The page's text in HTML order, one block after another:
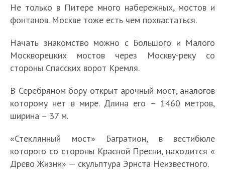
Не только в Питере много набережных, мостов и
фонтанов. Москве тоже есть чем похвастаться.
Начать знакомство можно с Большого и Малого
Москворецких мостов через Москву-реку со
стороны Спасских ворот Кремля.
В Серебряном бору открыт арочный мост, аналогов
которому нет в мире. Длина его – 1460 метров,
ширина – 37 м.
«Стеклянный мост» Багратион, в вестибюле
которого со стороны Красной Пресни, находится «
Древо Жизни» — скульптура Эрнста Неизвестного.